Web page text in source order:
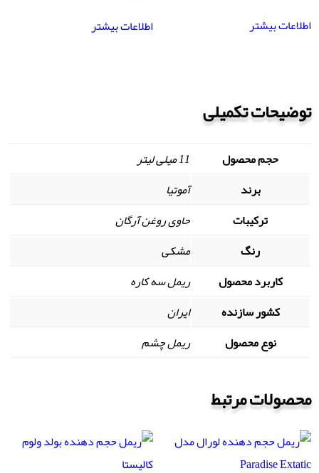
اطلاعات بیشتر
اطلاعات بیشتر
توضیحات تکمیلی
حجم محصول
11 میلی لیتر
برند
آموتیا
ترکیبات
حاوی روغن آرگان
رنگ
مشکی
کاربرد محصول
ریمل سه کاره
کشور سازنده
ایران
نوع محصول
ریمل چشم
محصولات مرتبط